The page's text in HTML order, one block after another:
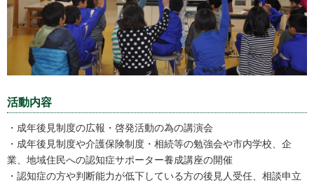
活動内容
・成年後見制度の広報・啓発活動の為の講演会
・成年後見制度や介護保険制度・相続等の勉強会や市内学校、企
業、地域住民への認知症サポーター養成講座の開催
・認知症の方や判断能力が低下している方の後見人受任、相談申立